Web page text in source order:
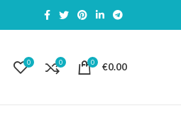
0 0 0 €0.00